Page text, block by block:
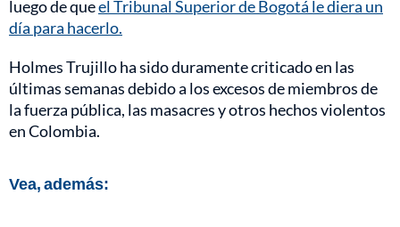
luego de queel Tribunal Superior de Bogotá le diera un
día para hacerlo.
Holmes Trujillo ha sido duramente criticado en las
últimas semanas debido a los excesos de miembros de
la fuerza pública, las masacres y otros hechos violentos
en Colombia.
Vea, además: